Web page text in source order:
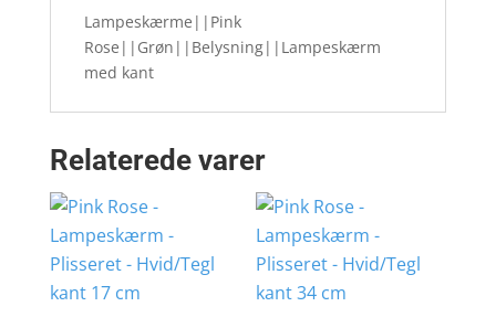
Lampeskærme||Pink
Rose||Grøn||Belysning||Lampeskærm
med kant
Relaterede varer